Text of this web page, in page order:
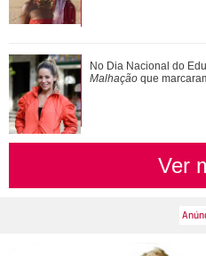
No Dia Nacional do
Malhação que
Ver